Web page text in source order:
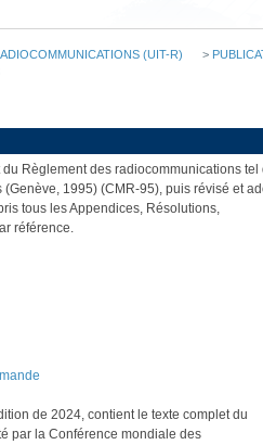
(UIT-R) >
Règlement des radiocommunications tel
1995) (CMR-95), puis révisé et
tous les Appendices, Résolutions,
référence.
de 2024, contient le texte complet du
par la Conférence mondiale des